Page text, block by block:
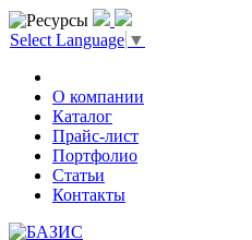
Select Language ▼
О компании
Каталог
Прайс-лист
Портфолио
Статьи
Контакты